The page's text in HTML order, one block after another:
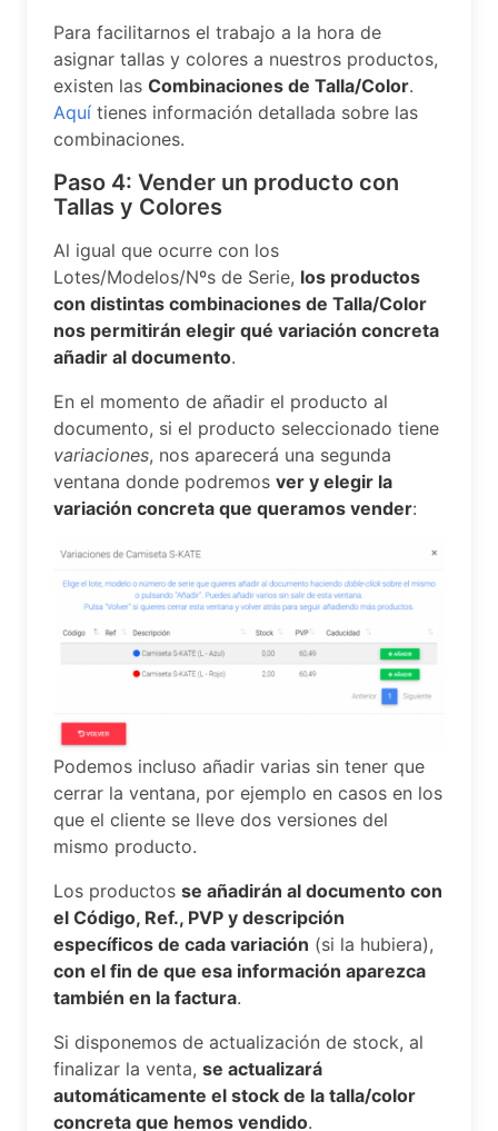
Para facilitarnos el trabajo a la hora de
asignar tallas y colores a nuestros productos,
existen las Combinaciones de Talla/Color.
Aquí tienes información detallada sobre las
combinaciones.
Paso 4: Vender un producto con
Tallas y Colores
Al igual que ocurre con los
Lotes/Modelos/Nºs de Serie, los productos
con distintas combinaciones de Talla/Color
nos permitirán elegir qué variación concreta
añadir al documento.
En el momento de añadir el producto al
documento, si el producto seleccionado tiene
variaciones, nos aparecerá una segunda
ventana donde podremos ver y elegir la
variación concreta que queramos vender:
Podemos incluso añadir varias sin tener que
cerrar la ventana, por ejemplo en casos en los
que el cliente se lleve dos versiones del
mismo producto.
Los productos se añadirán al documento con
el Código, Ref., PVP y descripción
específicos de cada variación (si la hubiera),
con el fin de que esa información aparezca
también en la factura.
Si disponemos de actualización de stock, al
finalizar la venta, se actualizará
automáticamente el stock de la talla/color
concreta que hemos vendido.